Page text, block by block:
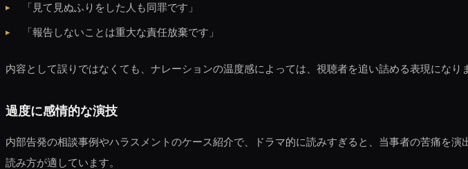
「見て見ぬふりをした人も同罪です」
「報告しないことは重大な責任放棄です」
内容として誤りではなくても、ナレーションの温度感によっては、視聴者を追い詰める表現になり
過度に感情的な演技
内部告発の相談事例やハラスメントのケース紹介で、ドラマ的に読みすぎると、当事者の苦痛を
読み方が適しています。